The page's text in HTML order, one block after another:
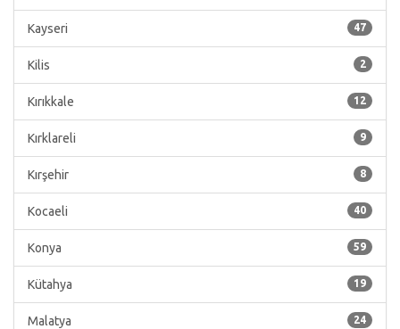
47
Kayseri
2
Kilis
12
Kırıkkale
9
Kırklareli
8
Kırşehir
40
Kocaeli
59
Konya
19
Kütahya
24
Malatya